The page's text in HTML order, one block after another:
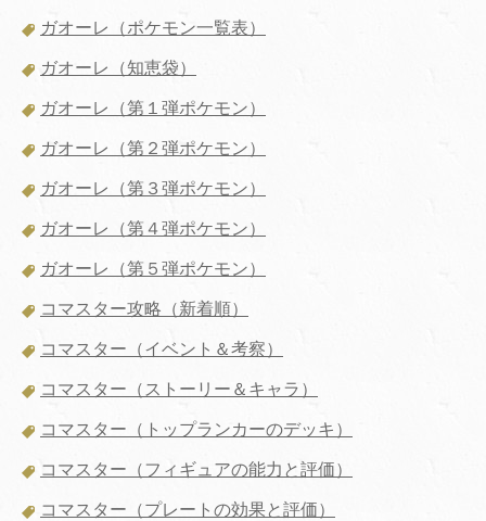
ガオーレ（ポケモン一覧表）
ガオーレ（知恵袋）
ガオーレ（第１弾ポケモン）
ガオーレ（第２弾ポケモン）
ガオーレ（第３弾ポケモン）
ガオーレ（第４弾ポケモン）
ガオーレ（第５弾ポケモン）
コマスター攻略（新着順）
コマスター（イベント＆考察）
コマスター（ストーリー＆キャラ）
コマスター（トップランカーのデッキ）
コマスター（フィギュアの能力と評価）
コマスター（プレートの効果と評価）